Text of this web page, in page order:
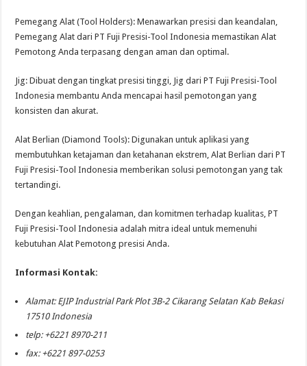
Pemegang Alat (Tool Holders): Menawarkan presisi dan keandalan,
Pemegang Alat dari PT Fuji Presisi-Tool Indonesia memastikan Alat
Pemotong Anda terpasang dengan aman dan optimal.
Jig: Dibuat dengan tingkat presisi tinggi, Jig dari PT Fuji Presisi-Tool
Indonesia membantu Anda mencapai hasil pemotongan yang
konsisten dan akurat.
Alat Berlian (Diamond Tools): Digunakan untuk aplikasi yang
membutuhkan ketajaman dan ketahanan ekstrem, Alat Berlian dari PT
Fuji Presisi-Tool Indonesia memberikan solusi pemotongan yang tak
tertandingi.
Dengan keahlian, pengalaman, dan komitmen terhadap kualitas, PT
Fuji Presisi-Tool Indonesia adalah mitra ideal untuk memenuhi
kebutuhan Alat Pemotong presisi Anda.
Informasi Kontak:
Alamat: EJIP Industrial Park Plot 3B-2 Cikarang Selatan Kab Bekasi
17510 Indonesia
telp: +6221 8970-211
fax: +6221 897-0253